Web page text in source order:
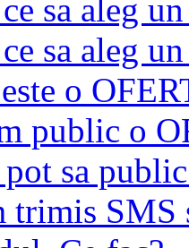
sa aleg
sa aleg
o
public o
sa
trimis SMS